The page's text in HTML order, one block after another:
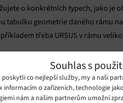
Souhlas s
poskytli co nejlepší služby, my a naši
informacím o zařízeních, technologie
nám a našim partnerům umožní
o konkrétních typech, jako je
tabulku geometrie daného rámu
třeba URSUS v rámu
posunutou trochu jinak a co
jako reach, neboli vodorovná
kole během jízdy natažení.